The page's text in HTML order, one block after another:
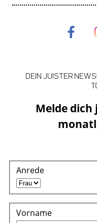
Melde
DEIN JUISTER
Anrede
Vorname